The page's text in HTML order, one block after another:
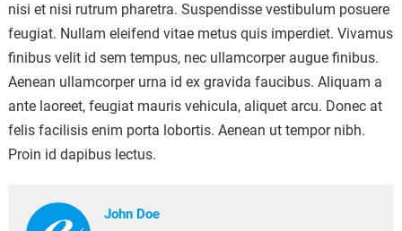
nisi et nisi rutrum pharetra. Suspendisse vestibulum posuere
feugiat. Nullam eleifend vitae metus quis imperdiet. Vivamus
finibus velit id sem tempus, nec ullamcorper augue finibus.
Aenean ullamcorper urna id ex gravida faucibus. Aliquam a
ante laoreet, feugiat mauris vehicula, aliquet arcu. Donec at
felis facilisis enim porta lobortis. Aenean ut tempor nibh.
Proin id dapibus lectus.
John Doe